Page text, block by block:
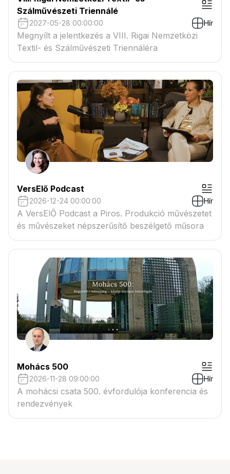
Szálművészeti Triennálé
2027-05-28 00:00:00 Hír
Megnyílt a jelentkezés a VIII. Rigai Nemzetközi
Textil- és Szálművészeti Triennáléra
VersElő Podcast
2026-12-24 00:00:00 Hír
A VersElŐ Podcast a Piros. Produkció művészetet
és művészeket népszerűsítő beszélgető műsora
Mohács 500
2026-11-28 09:00:00 Hír
A mohácsi csata 500. évfordulója konferencia és
rendezvények